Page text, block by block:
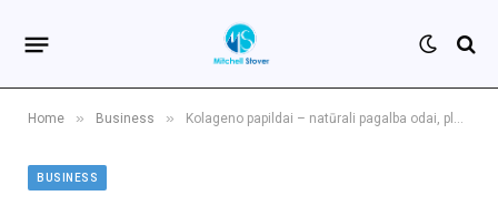
Home » Business » Kolageno papildai – natūrali pagalba odai, plaukams ir sąnariams
BUSINESS